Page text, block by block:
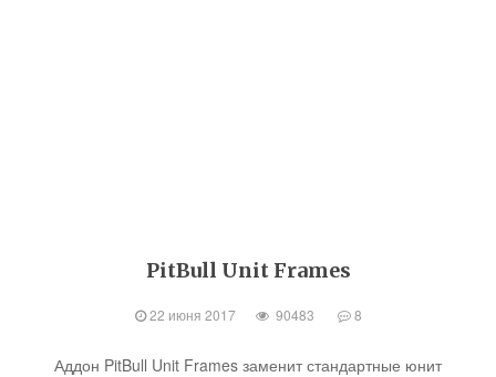
PitBull Unit Frames
22 июня 2017 90483 8
Аддон PitBull Unit Frames заменит стандартные юнит